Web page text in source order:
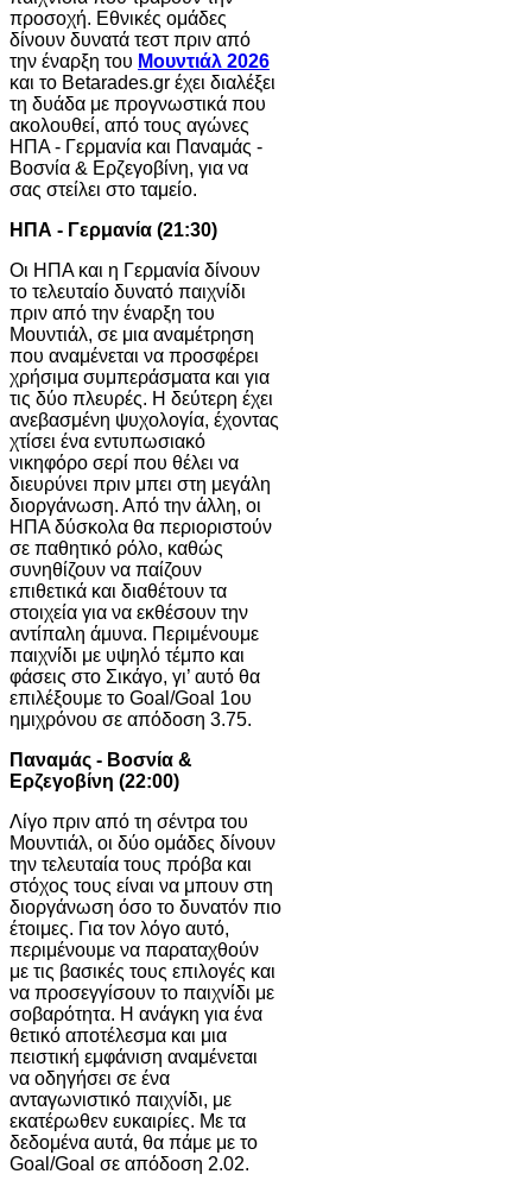
προσοχή. Εθνικές ομάδες
δίνουν δυνατά τεστ πριν από
την έναρξη του Μουντιάλ 2026
και το Betarades.gr έχει διαλέξει
τη δυάδα με προγνωστικά που
ακολουθεί, από τους αγώνες
ΗΠΑ - Γερμανία και Παναμάς -
Βοσνία & Ερζεγοβίνη, για να
σας στείλει στο ταμείο.
ΗΠΑ - Γερμανία (21:30)
Οι ΗΠΑ και η Γερμανία δίνουν
το τελευταίο δυνατό παιχνίδι
πριν από την έναρξη του
Μουντιάλ, σε μια αναμέτρηση
που αναμένεται να προσφέρει
χρήσιμα συμπεράσματα και για
τις δύο πλευρές. Η δεύτερη έχει
ανεβασμένη ψυχολογία, έχοντας
χτίσει ένα εντυπωσιακό
νικηφόρο σερί που θέλει να
διευρύνει πριν μπει στη μεγάλη
διοργάνωση. Από την άλλη, οι
ΗΠΑ δύσκολα θα περιοριστούν
σε παθητικό ρόλο, καθώς
συνηθίζουν να παίζουν
επιθετικά και διαθέτουν τα
στοιχεία για να εκθέσουν την
αντίπαλη άμυνα. Περιμένουμε
παιχνίδι με υψηλό τέμπο και
φάσεις στο Σικάγο, γι’ αυτό θα
επιλέξουμε το Goal/Goal 1ου
ημιχρόνου σε απόδοση 3.75.
Παναμάς - Βοσνία &
Ερζεγοβίνη (22:00)
Λίγο πριν από τη σέντρα του
Μουντιάλ, οι δύο ομάδες δίνουν
την τελευταία τους πρόβα και
στόχος τους είναι να μπουν στη
διοργάνωση όσο το δυνατόν πιο
έτοιμες. Για τον λόγο αυτό,
περιμένουμε να παραταχθούν
με τις βασικές τους επιλογές και
να προσεγγίσουν το παιχνίδι με
σοβαρότητα. Η ανάγκη για ένα
θετικό αποτέλεσμα και μια
πειστική εμφάνιση αναμένεται
να οδηγήσει σε ένα
ανταγωνιστικό παιχνίδι, με
εκατέρωθεν ευκαιρίες. Με τα
δεδομένα αυτά, θα πάμε με το
Goal/Goal σε απόδοση 2.02.